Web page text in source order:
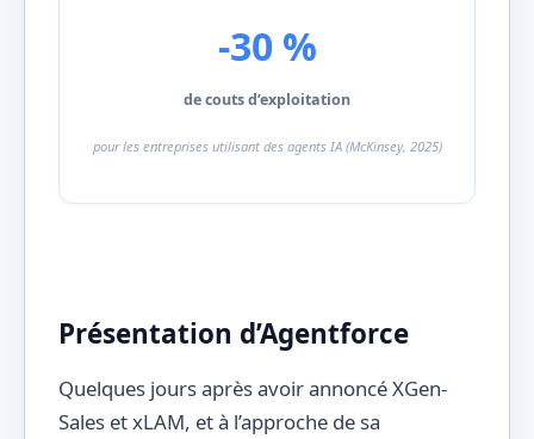
-30 %
de couts d’exploitation
pour les entreprises utilisant des agents IA (McKinsey, 2025)
Présentation d’Agentforce
Quelques jours après avoir annoncé XGen-
Sales et xLAM, et à l’approche de sa